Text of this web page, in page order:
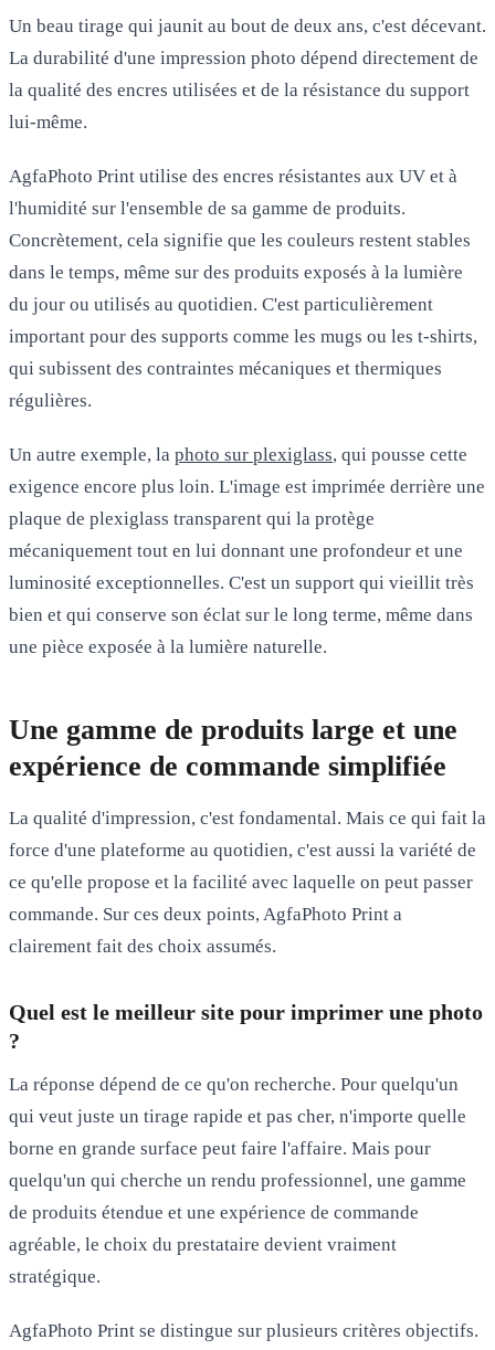
Un beau tirage qui jaunit au bout de deux ans, c'est décevant.
La durabilité d'une impression photo dépend directement de
la qualité des encres utilisées et de la résistance du support
lui-même.
AgfaPhoto Print utilise des encres résistantes aux UV et à
l'humidité sur l'ensemble de sa gamme de produits.
Concrètement, cela signifie que les couleurs restent stables
dans le temps, même sur des produits exposés à la lumière
du jour ou utilisés au quotidien. C'est particulièrement
important pour des supports comme les mugs ou les t-shirts,
qui subissent des contraintes mécaniques et thermiques
régulières.
Un autre exemple, la photo sur plexiglass, qui pousse cette
exigence encore plus loin. L'image est imprimée derrière une
plaque de plexiglass transparent qui la protège
mécaniquement tout en lui donnant une profondeur et une
luminosité exceptionnelles. C'est un support qui vieillit très
bien et qui conserve son éclat sur le long terme, même dans
une pièce exposée à la lumière naturelle.
Une gamme de produits large et une
expérience de commande simplifiée
La qualité d'impression, c'est fondamental. Mais ce qui fait la
force d'une plateforme au quotidien, c'est aussi la variété de
ce qu'elle propose et la facilité avec laquelle on peut passer
commande. Sur ces deux points, AgfaPhoto Print a
clairement fait des choix assumés.
Quel est le meilleur site pour imprimer une photo
?
La réponse dépend de ce qu'on recherche. Pour quelqu'un
qui veut juste un tirage rapide et pas cher, n'importe quelle
borne en grande surface peut faire l'affaire. Mais pour
quelqu'un qui cherche un rendu professionnel, une gamme
de produits étendue et une expérience de commande
agréable, le choix du prestataire devient vraiment
stratégique.
AgfaPhoto Print se distingue sur plusieurs critères objectifs.